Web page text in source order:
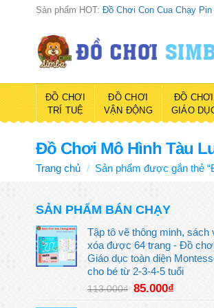
Sản phẩm HOT: Đồ Chơi Con Cua Chạy Pin
ĐỒ CHƠI
TRÍ TUỆ
ĐỒ CHƠI
VẬN ĐỘNG
ĐỒ CHƠI
GIÁO
Đồ Chơi Mô Hình Tàu
Trang chủ / Sản phẩm được gắn thẻ
SẢN PHẨM BÁN CHẠY
Tập tô vẽ thông minh, sách
xóa được 64 trang - Đồ
Giáo dục toàn diện
cho bé từ 2-3-4-5 tuổi
113.000₫ Giá
85.000₫